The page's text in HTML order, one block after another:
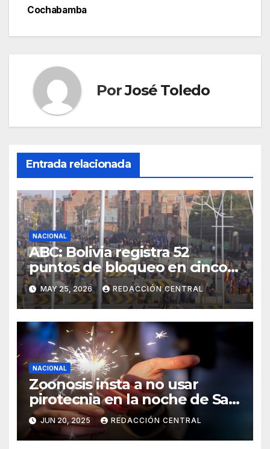
Cochabamba
PorJosé Toledo
Entrada relacionada
NACIONAL
ABC: Bolivia registra 52
puntos de bloqueo en cinco
departamentos
MAY 25, 2026 REDACCIÓN CENTRAL
NACIONAL
Zoonosis insta a no usar
pirotecnia en la noche de San
Juan
JUN 20, 2025 REDACCIÓN CENTRAL